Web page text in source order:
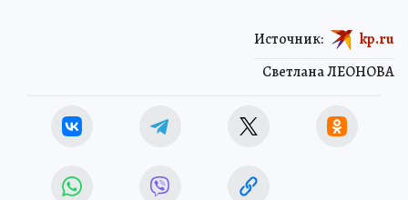
Светлана ЛЕОНОВА
Источник: kp.ru